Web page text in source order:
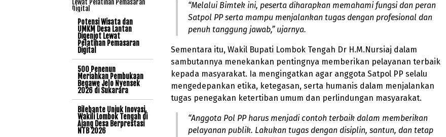
“Melalui Bimtek ini, peserta diharapkan memahami fungsi dan peran
Satpol PP serta mampu menjalankan tugas dengan profesional dan
penuh tanggung jawab,” ujarnya.
Sementara itu, Wakil Bupati Lombok Tengah Dr H.M.Nursiaj dalam
sambutannya menekankan pentingnya memberikan pelayanan terbaik
kepada masyarakat. Ia mengingatkan agar anggota Satpol PP selalu
mengedepankan etika, ketegasan, serta humanis dalam menjalankan
tugas penegakan ketertiban umum dan perlindungan masyarakat.
“Anggota Pol PP harus menjadi contoh terbaik dalam memberikan
pelayanan publik. Lakukan tugas dengan disiplin, santun, dan tetap
Potensi Wisata dan
UMKM Desa Lantan
Digenjot Lewat
Pelatihan Pemasaran
Digital
500 Penenun
Meriahkan Pembukaan
Begawe Jelo Nyensek
2026 di Sukarara
Bilebante Unjuk Inovasi,
Wakili Lombok Tengah di
Ajang Desa Berprestasi
NTB 2026